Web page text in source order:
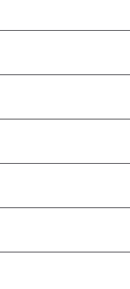
Tartu
Central Luzon
Occitanie
Tbilisi
Basilicata